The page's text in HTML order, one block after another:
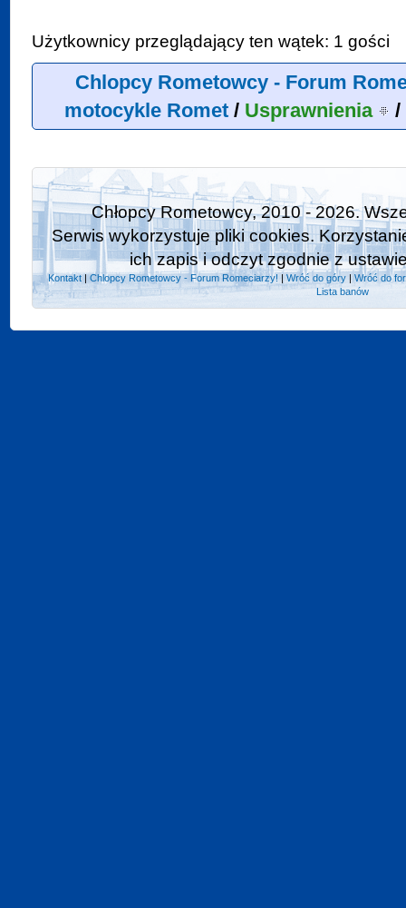
Użytkownicy przeglądający ten wątek: 1 gości
Chlopcy Rometowcy - Forum
motocykle Romet/ Usprawnienia /
Chłopcy Rometowcy, 2010 - 2026.
Serwis wykorzystuje pliki cookies.
ich zapis i odczyt zgodnie z
Kontakt| Chlopcy Rometowcy - Forum Romeciarzy! |Wróć do góry| Wróć do
Lista banów